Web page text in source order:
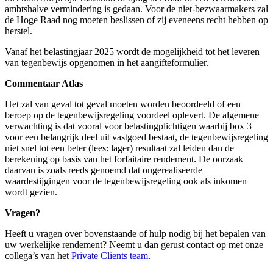
ambtshalve vermindering is gedaan. Voor de niet-bezwaarmakers zal
de Hoge Raad nog moeten beslissen of zij eveneens recht hebben op
herstel.
Vanaf het belastingjaar 2025 wordt de mogelijkheid tot het leveren
van tegenbewijs opgenomen in het aangifteformulier.
Commentaar Atlas
Het zal van geval tot geval moeten worden beoordeeld of een
beroep op de tegenbewijsregeling voordeel oplevert. De algemene
verwachting is dat vooral voor belastingplichtigen waarbij box 3
voor een belangrijk deel uit vastgoed bestaat, de tegenbewijsregeling
niet snel tot een beter (lees: lager) resultaat zal leiden dan de
berekening op basis van het forfaitaire rendement. De oorzaak
daarvan is zoals reeds genoemd dat ongerealiseerde
waardestijgingen voor de tegenbewijsregeling ook als inkomen
wordt gezien.
Vragen?
Heeft u vragen over bovenstaande of hulp nodig bij het bepalen van
uw werkelijke rendement? Neemt u dan gerust contact op met onze
collega’s van het Private Clients team.